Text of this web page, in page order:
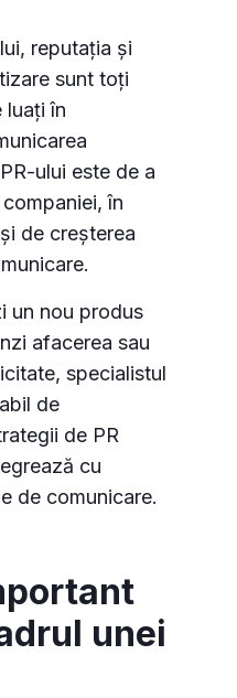
reputația și
sunt toți
luați în
ului este de a
în
de creșterea
un nou produs
afacerea sau
specialistul
de
de PR
cu
de comunicare.
unei